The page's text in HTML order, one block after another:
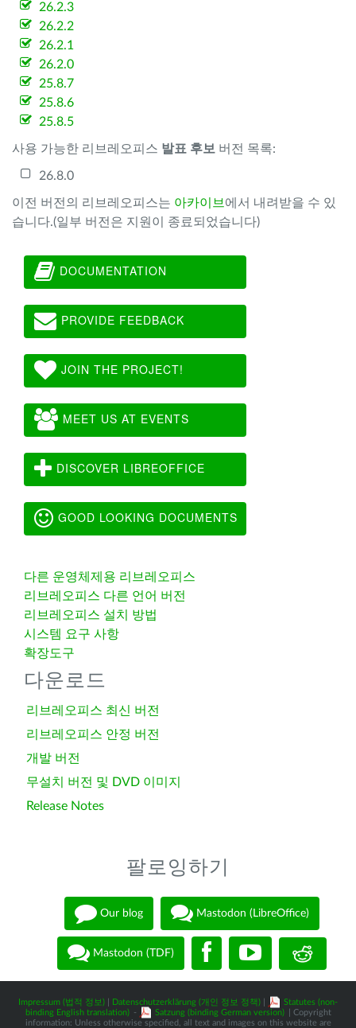
26.2.3
26.2.2
26.2.1
26.2.0
25.8.7
25.8.6
25.8.5
사용 가능한 리브레오피스 발표 후보 버전 목록:
26.8.0
이전 버전의 리브레오피스는 아카이브 에서 내려받을 수 있
습니다.(일부 버전은 지원이 종료되었습니다)
DOCUMENTATION
PROVIDE FEEDBACK
JOIN THE PROJECT!
MEET US AT EVENTS
DISCOVER LIBREOFFICE
GOOD LOOKING DOCUMENTS
다른 운영체제용 리브레오피스
리브레오피스 다른 언어 버전
리브레오피스 설치 방법
시스템 요구 사항
확장도구
다운로드
리브레오피스 최신 버전
리브레오피스 안정 버전
개발 버전
무설치 버전 및 DVD 이미지
Release Notes
팔로잉하기
Our blog Mastodon (LibreOffice)
Mastodon (TDF)
Impressum (법적 정보) Datenschutzerklärung (개인 정보 정책)
Statutes (non-
binding English translation) - Satzung (binding German version)
| Copyright
information: Unless otherwise specified, all text and images on this website are